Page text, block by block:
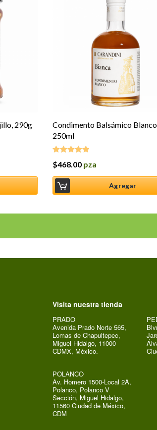
290g
Condimento Balsámico
250ml
Valorado en
$468.00 pza
Agregar
Visita nuestra tienda
PRADO
Avenida Prado Norte 565,
Lomas de Chapultepec,
Miguel Hidalgo, 11000
CDMX, México.
POLANCO
Av. Homero 1500-Local 2A,
Polanco, Polanco V
Sección, Miguel Hidalgo,
11560 Ciudad de México,
CDM